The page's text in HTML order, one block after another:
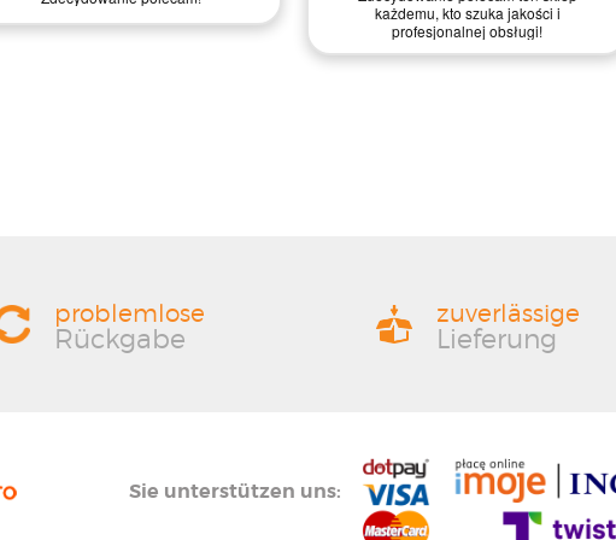
problemlose
Rückgabe
zuverlässige
Lieferung
Sie unterstützen uns: